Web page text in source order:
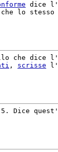
dice l'
lo stesso
che dice l'
, scrisse l'
Dice quest'